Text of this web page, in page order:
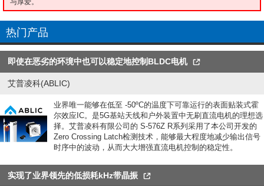
与厚爱。
热门产品
即使在恶劣的环境中也可以稳定地控制BLDC电机
艾普凌科(ABLIC)
业界唯一能够在低至 -50ºC的温度下可靠运行的表面贴装式霍
尔效应IC。是5G基站天线和户外装置中无刷直流电机的理想选
择。艾普凌科有限公司的 S-576Z R系列采用了本公司开发的
Zero Crossing Latch检测技术，能够最大程度地减少输出信号
时序中的波动，从而大大增强直流电机控制的稳定性。
实现了业界领先的低损耗kHz带晶振